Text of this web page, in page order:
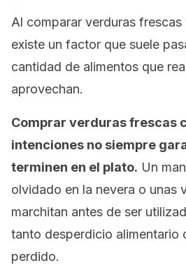
Al comparar verduras
existe un factor que suele
cantidad de alimentos que
aprovechan.
Comprar verduras frescas
intenciones no siempre
terminen en el plato. Un
olvidado en la nevera o unas
marchitan antes de ser
tanto desperdicio alimentario
perdido.